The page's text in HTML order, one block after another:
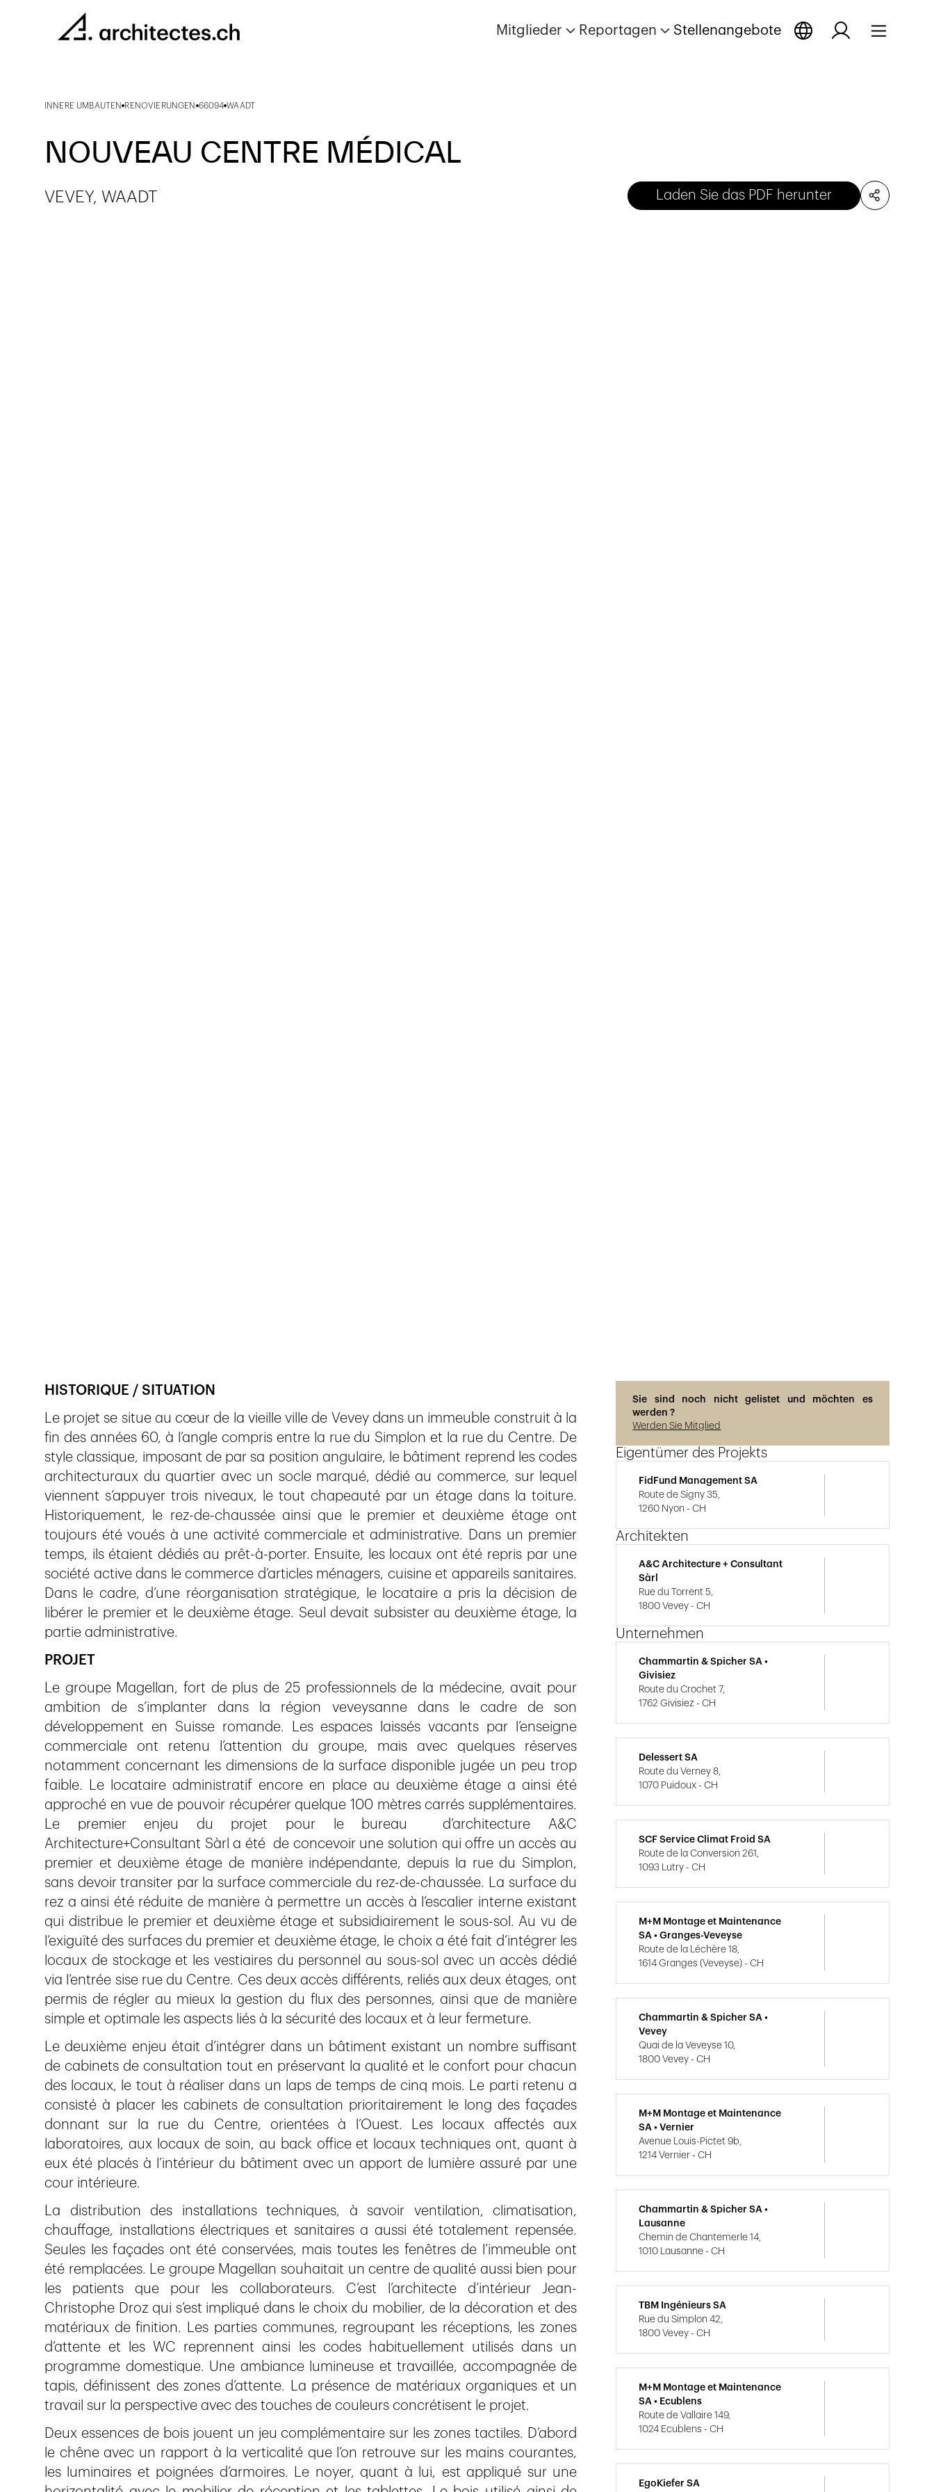
Mitglieder Reportagen Stellenangebote
INNERE UMBAUTEN RENOVIERUNGEN 66094 WAADT
NOUVEAU CENTRE MÉDICAL
VEVEY, WAADT Laden Sie das PDF herunter
HISTORIQUE / SITUATION
Le projet se situe au cœur de la vieille ville de Vevey dans un immeuble construit à la
fin des années 60, à l’angle compris entre la rue du Simplon et la rue du Centre. De
style classique, imposant de par sa position angulaire, le bâtiment reprend les codes
architecturaux du quartier avec un socle marqué, dédié au commerce, sur lequel
viennent s’appuyer trois niveaux, le tout chapeauté par un étage dans la toiture.
Historiquement, le rez-de-chaussée ainsi que le premier et deuxième étage ont
toujours été voués à une activité commerciale et administrative. Dans un premier
temps, ils étaient dédiés au prêt-à-porter. Ensuite, les locaux ont été repris par une
société active dans le commerce d’articles ménagers, cuisine et appareils sanitaires.
Dans le cadre, d’une réorganisation stratégique, le locataire a pris la décision de
libérer le premier et le deuxième étage. Seul devait subsister au deuxième étage, la
partie administrative.
PROJET
Le groupe Magellan, fort de plus de 25 professionnels de la médecine, avait pour
ambition de s’implanter dans la région veveysanne dans le cadre de son
développement en Suisse romande. Les espaces laissés vacants par l’enseigne
commerciale ont retenu l’attention du groupe, mais avec quelques réserves
notamment concernant les dimensions de la surface disponible jugée un peu trop
faible. Le locataire administratif encore en place au deuxième étage a ainsi été
approché en vue de pouvoir récupérer quelque 100 mètres carrés supplémentaires.
Le premier enjeu du projet pour le bureau d’architecture A&C
Architecture+Consultant Sàrl a été de concevoir une solution qui offre un accès au
premier et deuxième étage de manière indépendante, depuis la rue du Simplon,
sans devoir transiter par la surface commerciale du rez-de-chaussée. La surface du
rez a ainsi été réduite de manière à permettre un accès à l’escalier interne existant
qui distribue le premier et deuxième étage et subsidiairement le sous-sol. Au vu de
l’exiguïté des surfaces du premier et deuxième étage, le choix a été fait d’intégrer les
locaux de stockage et les vestiaires du personnel au sous-sol avec un accès dédié
via l’entrée sise rue du Centre. Ces deux accès différents, reliés aux deux étages, ont
permis de régler au mieux la gestion du flux des personnes, ainsi que de manière
simple et optimale les aspects liés à la sécurité des locaux et à leur fermeture.
Le deuxième enjeu était d’intégrer dans un bâtiment existant un nombre suffisant
de cabinets de consultation tout en préservant la qualité et le confort pour chacun
des locaux, le tout à réaliser dans un laps de temps de cinq mois. Le parti retenu a
consisté à placer les cabinets de consultation prioritairement le long des façades
donnant sur la rue du Centre, orientées à l’Ouest. Les locaux affectés aux
laboratoires, aux locaux de soin, au back office et locaux techniques ont, quant à
eux été placés à l’intérieur du bâtiment avec un apport de lumière assuré par une
cour intérieure.
La distribution des installations techniques, à savoir ventilation, climatisation,
chauffage, installations électriques et sanitaires a aussi été totalement repensée.
Seules les façades ont été conservées, mais toutes les fenêtres de l’immeuble ont
été remplacées. Le groupe Magellan souhaitait un centre de qualité aussi bien pour
les patients que pour les collaborateurs. C’est l’architecte d’intérieur Jean-
Christophe Droz qui s’est impliqué dans le choix du mobilier, de la décoration et des
matériaux de finition. Les parties communes, regroupant les réceptions, les zones
d’attente et les WC reprennent ainsi les codes habituellement utilisés dans un
programme domestique. Une ambiance lumineuse et travaillée, accompagnée de
tapis, définissent des zones d’attente. La présence de matériaux organiques et un
travail sur la perspective avec des touches de couleurs concrétisent le projet.
Deux essences de bois jouent un jeu complémentaire sur les zones tactiles. D’abord
le chêne avec un rapport à la verticalité que l’on retrouve sur les mains courantes,
les luminaires et poignées d’armoires. Le noyer, quant à lui, est appliqué sur une
Sie sind noch nicht gelistet und möchten es
werden ?
Werden Sie Mitglied
Eigentümer des Projekts
FidFund Management SA
Route de Signy 35,
1260 Nyon - CH
Architekten
A&C Architecture + Consultant
Sàrl
Rue du Torrent 5,
1800 Vevey - CH
Unternehmen
Chammartin & Spicher SA •
Givisiez
Route du Crochet 7,
1762 Givisiez - CH
Delessert SA
Route du Verney 8,
1070 Puidoux - CH
SCF Service Climat Froid SA
Route de la Conversion 261,
1093 Lutry - CH
M+M Montage et Maintenance
SA • Granges-Veveyse
Route de la Léchère 18,
1614 Granges (Veveyse) - CH
Chammartin & Spicher SA •
Vevey
Quai de la Veveyse 10,
1800 Vevey - CH
M+M Montage et Maintenance
SA • Vernier
Avenue Louis-Pictet 9b,
1214 Vernier - CH
Chammartin & Spicher SA •
Lausanne
Chemin de Chantemerle 14,
1010 Lausanne - CH
TBM Ingénieurs SA
Rue du Simplon 42,
1800 Vevey - CH
M+M Montage et Maintenance
SA • Ecublens
Route de Vallaire 149,
1024 Ecublens - CH
EgoKiefer SA